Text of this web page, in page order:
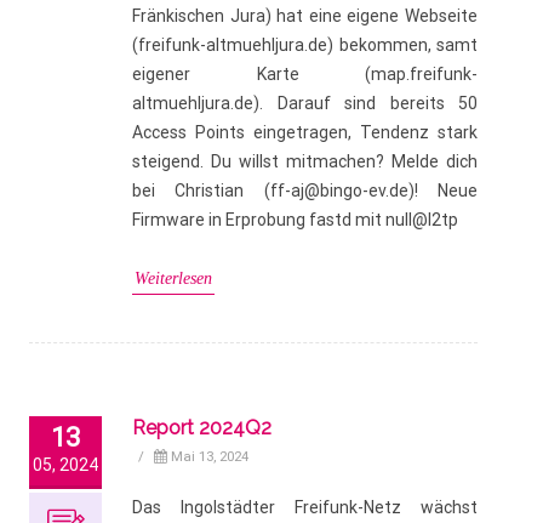
Fränkischen Jura) hat eine eigene Webseite
(freifunk-altmuehljura.de) bekommen, samt
eigener Karte (map.freifunk-
altmuehljura.de). Darauf sind bereits 50
Access Points eingetragen, Tendenz stark
steigend. Du willst mitmachen? Melde dich
bei Christian (ff-aj@bingo-ev.de)! Neue
Firmware in Erprobung fastd mit null@l2tp
Weiterlesen
13
05, 2024
Report 2024Q2
/ Mai 13, 2024
Das Ingolstädter Freifunk-Netz wächst